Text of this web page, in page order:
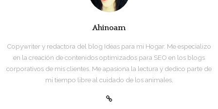
Ahinoam
Copywriter y redactora del blog Ideas para mi Hogar. Me especializo
en la creación de contenidos optimizados para SEO en los blogs
corporativos de mis clientes. Me apasiona la lectura y dedico parte de
mi tiempo libre al cuidado de los animales.